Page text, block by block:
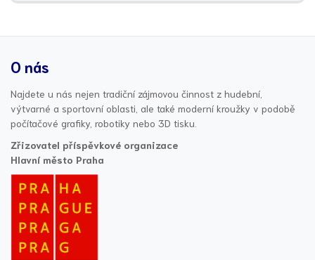
O nás
Najdete u nás nejen tradiční zájmovou činnost z hudební,
výtvarné a sportovní oblasti, ale také moderní kroužky v podobě
počítačové grafiky, robotiky nebo 3D tisku.
Zřizovatel příspěvkové organizace
Hlavní město Praha